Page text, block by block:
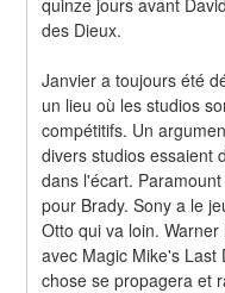
des Dieux.
Janvier a toujours été
un lieu où les studios
compétitifs. Un
divers studios essaient
dans l'écart.
pour Brady. Sony a le
Otto qui va loin.
avec Magic Mike's
chose se propagera et